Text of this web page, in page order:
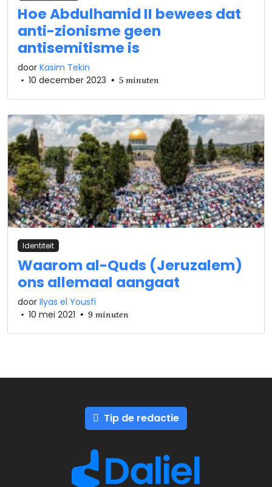
Hoe Abdulhamid II bewees dat
anti-zionisme geen
antisemitisme is
door Kasim Tekin
• 10 december 2023 • 5 minuten
Identiteit
Waarom al-Quds (Jeruzalem)
ons allemaal aangaat
door Ilyas el Yousfi
• 10 mei 2021 • 9 minuten
Tip de redactie